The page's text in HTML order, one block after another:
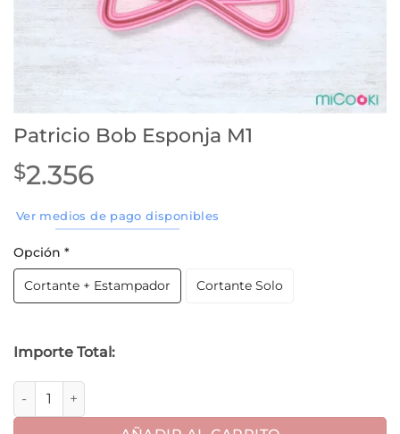
Patricio Bob Esponja M1
$2.356
Ver medios de pago disponibles
Opción *
Cortante + Estampador Cortante Solo
Importe Total:
Patricio Bob Esponja M1 cantidad